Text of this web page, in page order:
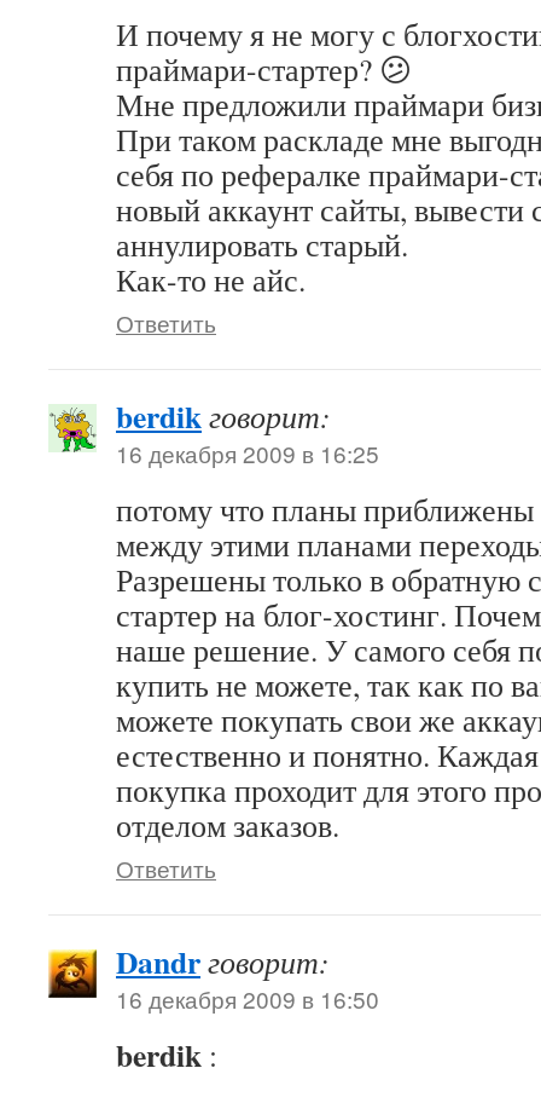
И почему я не могу с
праймари-стартер? 😕
Мне предложили праймари
При таком раскладе мне
себя по рефералке праймари-
новый аккаунт сайты, вывести
аннулировать старый.
Как-то не айс.
Ответить
berdikговорит:
16 декабря 2009 в 16:25
потому что планы приближены
между этими планами
Разрешены только в обратную
стартер на блог-хостинг.
наше решение. У самого себя
купить не можете, так как по
можете покупать свои же
естественно и понятно.
покупка проходит для этого
отделом заказов.
Ответить
Dandrговорит:
16 декабря 2009 в 16:50
berdik :